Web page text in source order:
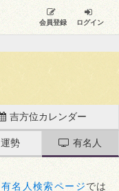
会員登録 ログイン
吉方位カレンダー
運勢 有名人
有名人検索ページでは